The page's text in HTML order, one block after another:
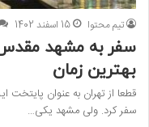
تیم محتوا 15 اسفند 1402
سفر به مشهد مقدس
بهترین زمان
قطعا از تهران به عنوان پایتخت
سفر کرد. ولی مشهد یکی…